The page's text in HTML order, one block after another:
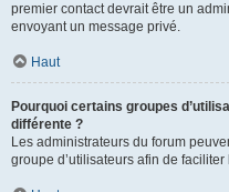
premier contact devrait être un
envoyant un message privé.
Haut
Pourquoi certains groupes
différente ?
Les administrateurs du forum
groupe d’utilisateurs afin de